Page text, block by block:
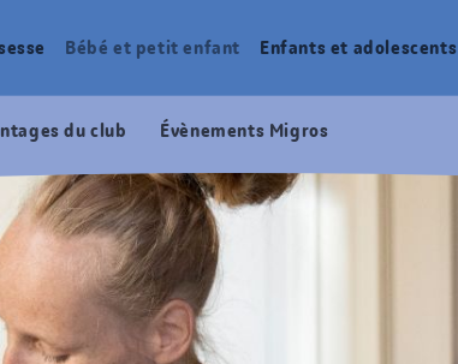
Bébé et petit enfant Enfants et adolescents
du club Évènements Migros